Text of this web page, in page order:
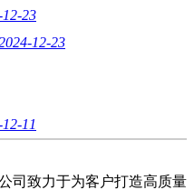
23
12-23
11
致力于为客户打造高质量